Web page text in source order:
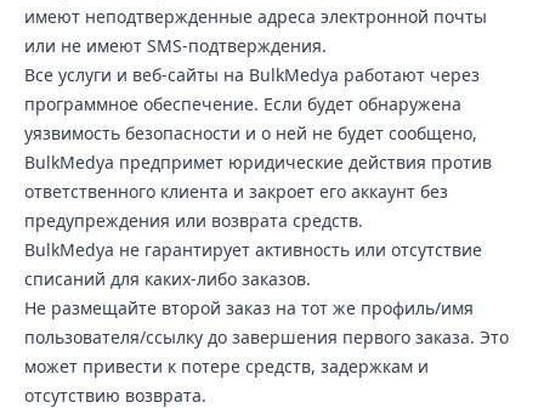
имеют неподтвержденные адреса электронной почты
или не имеют SMS-подтверждения.
Все услуги и веб-сайты на BulkMedya работают через
программное обеспечение. Если будет обнаружена
уязвимость безопасности и о ней не будет сообщено,
BulkMedya предпримет юридические действия против
ответственного клиента и закроет его аккаунт без
предупреждения или возврата средств.
BulkMedya не гарантирует активность или отсутствие
списаний для каких-либо заказов.
Не размещайте второй заказ на тот же профиль/имя
пользователя/ссылку до завершения первого заказа. Это
может привести к потере средств, задержкам и
отсутствию возврата.